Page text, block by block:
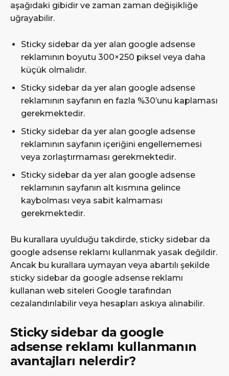
aşağıdaki gibidir ve zaman zaman değişikliğe
uğrayabilir.
Sticky sidebar da yer alan google adsense
reklamının boyutu 300×250 piksel veya daha
küçük olmalıdır.
Sticky sidebar da yer alan google adsense
reklamının sayfanın en fazla %30’unu kaplaması
gerekmektedir.
Sticky sidebar da yer alan google adsense
reklamının sayfanın içeriğini engellememesi
veya zorlaştırmaması gerekmektedir.
Sticky sidebar da yer alan google adsense
reklamının sayfanın alt kısmına gelince
kaybolması veya sabit kalmaması
gerekmektedir.
Bu kurallara uyulduğu takdirde, sticky sidebar da
google adsense reklamı kullanmak yasak değildir.
Ancak bu kurallara uymayan veya abartılı şekilde
sticky sidebar da google adsense reklamı
kullanan web siteleri Google tarafından
cezalandırılabilir veya hesapları askıya alınabilir.
Sticky sidebar da google
adsense reklamı kullanmanın
avantajları nelerdir?